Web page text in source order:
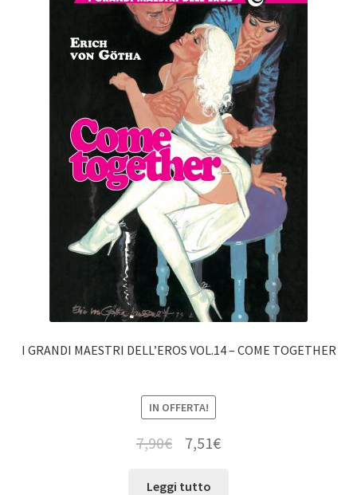
I GRANDI MAESTRI DELL’EROS VOL.14 – COME TOGETHER
IN OFFERTA!
7,90€ 7,51€
Leggi tutto